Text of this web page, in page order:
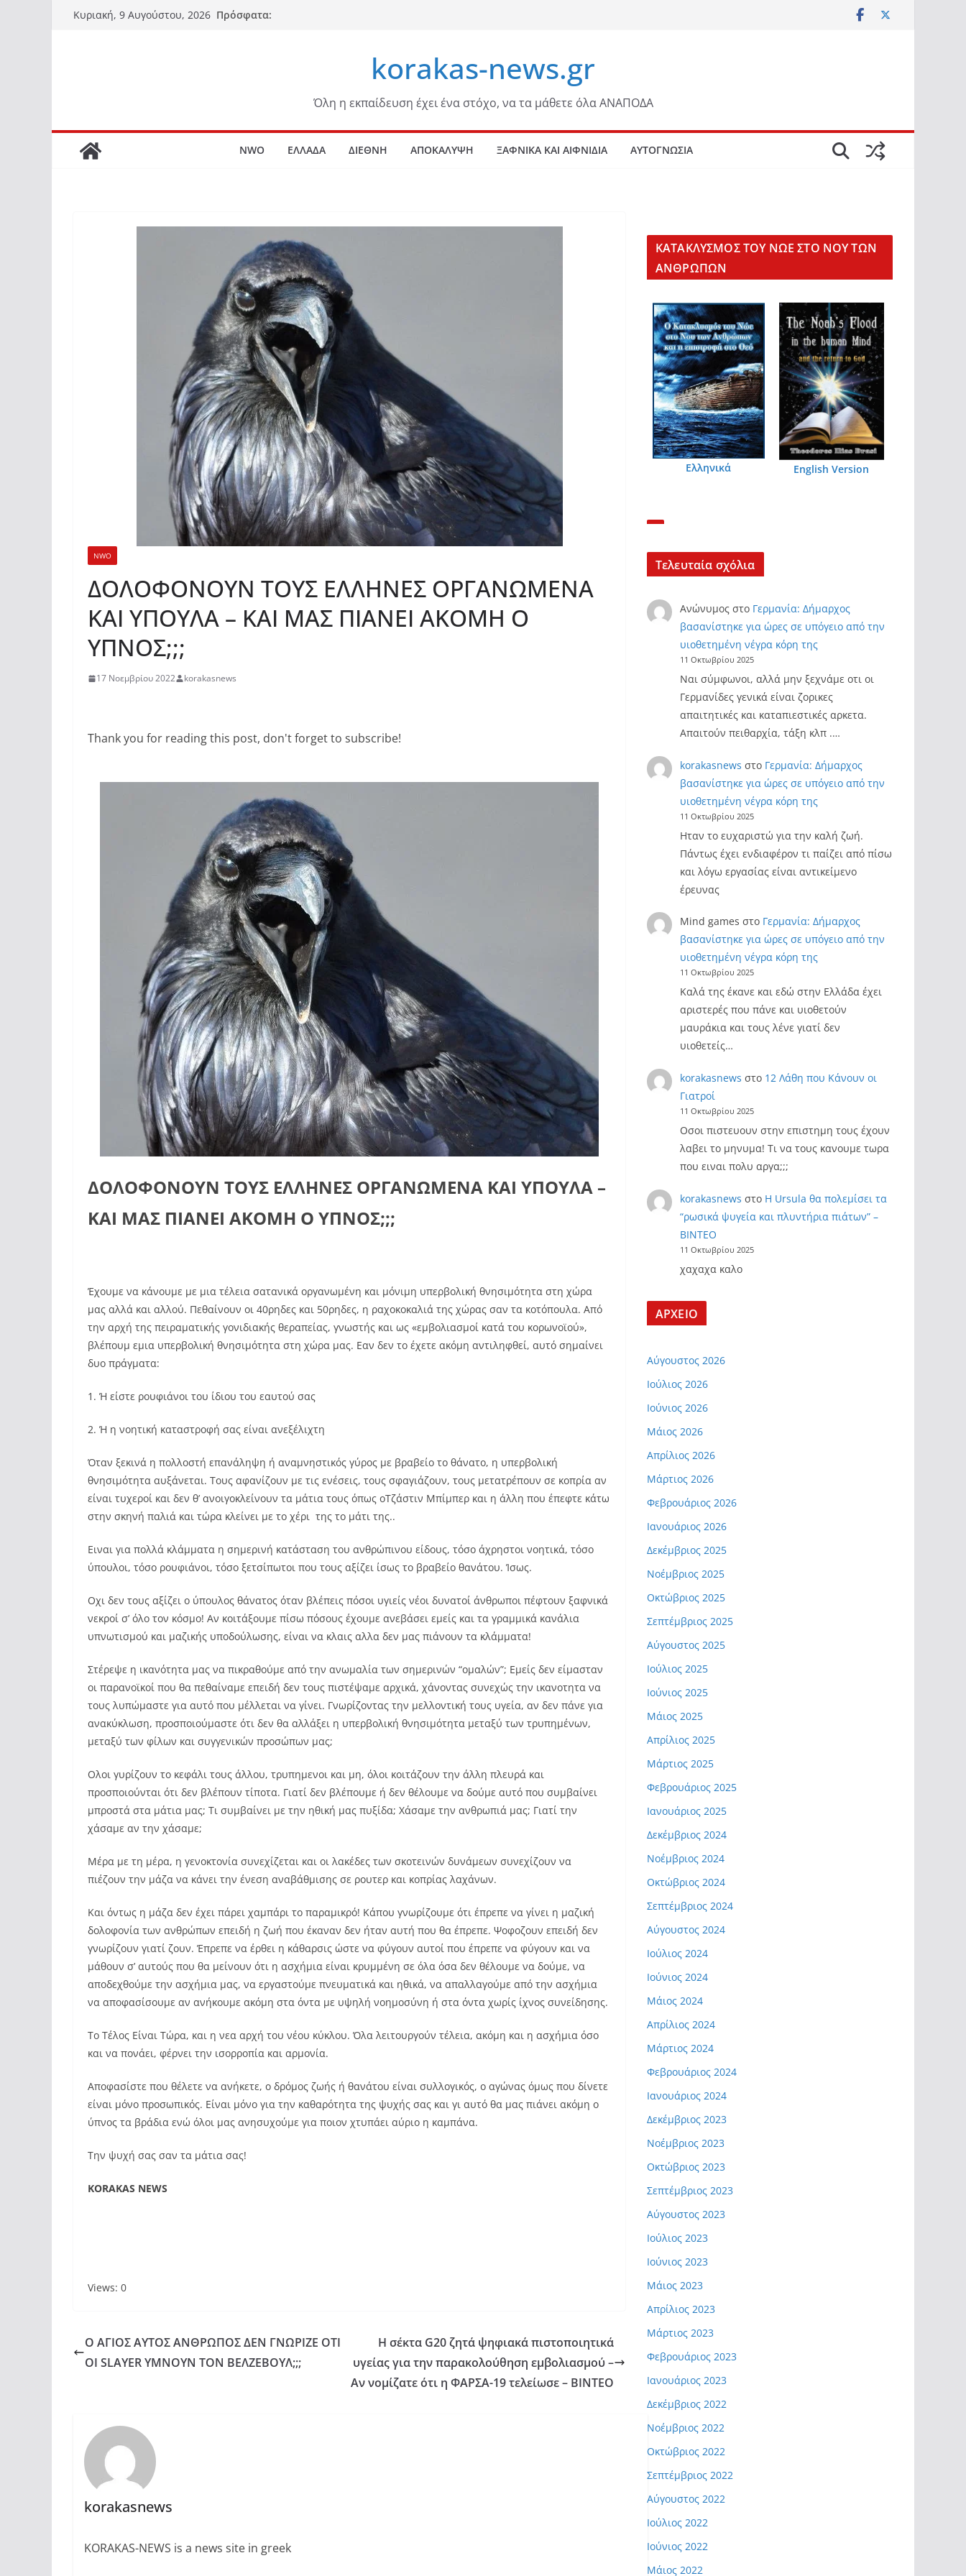
Μετάβαση
Κυριακή, 9 Αυγούστου, 2026 Πρόσφατα:
korakas-news.gr
Όλη η εκπαίδευση έχει ένα στόχο, να τα μάθετε όλα ΑΝΑΠΟΔΑ
NWO ΕΛΛΑΔΑ ΔΙΕΘΝΗ ΑΠΟΚΑΛΥΨΗ ΞΑΦΝΙΚΑ ΚΑΙ ΑΙΦΝΙΔΙΑ ΑΥΤΟΓΝΩΣΙΑ
NWO
ΔΟΛΟΦΟΝΟΥΝ ΤΟΥΣ ΕΛΛΗΝΕΣ ΟΡΓΑΝΩΜΕΝΑ
ΚΑΙ ΥΠΟΥΛΑ – ΚΑΙ ΜΑΣ ΠΙΑΝΕΙ ΑΚΟΜΗ Ο
ΥΠΝΟΣ;;;
17 Νοεμβρίου 2022 korakasnews
Thank you for reading this post, don't forget to subscribe!
ΔΟΛΟΦΟΝΟΥΝ ΤΟΥΣ ΕΛΛΗΝΕΣ ΟΡΓΑΝΩΜΕΝΑ ΚΑΙ ΥΠΟΥΛΑ –
ΚΑΙ ΜΑΣ ΠΙΑΝΕΙ ΑΚΟΜΗ Ο ΥΠΝΟΣ;;;
Έχουμε να κάνουμε με μια τέλεια σατανικά οργανωμένη και μόνιμη υπερβολική θνησιμότητα στη χώρα
μας αλλά και αλλού. Πεθαίνουν οι 40ρηδες και 50ρηδες, η ραχοκοκαλιά της χώρας σαν τα κοτόπουλα. Από
την αρχή της πειραματικής γονιδιακής θεραπείας, γνωστής και ως «εμβολιασμοί κατά του κορωνοϊού»,
βλέπουμ εμια υπερβολική θνησιμότητα στη χώρα μας. Εαν δεν το έχετε ακόμη αντιληφθεί, αυτό σημαίνει
δυο πράγματα:
1. Ή είστε ρουφιάνοι του ίδιου του εαυτού σας
2. Ή η νοητική καταστροφή σας είναι ανεξέλιχτη
Όταν ξεκινά η πολλοστή επανάληψη ή αναμνηστικός γύρος με βραβείο το θάνατο, η υπερβολική
θνησιμότητα αυξάνεται. Τους αφανίζουν με τις ενέσεις, τους σφαγιάζουν, τους μετατρέπουν σε κοπρία αν
είναι τυχεροί και δεν θ’ ανοιγοκλείνουν τα μάτια τους όπως οΤζάστιν Μπίμπερ και η άλλη που έπεφτε κάτω
στην σκηνή παλιά και τώρα κλείνει με το χέρι της το μάτι της..
Ειναι για πολλά κλάμματα η σημερινή κατάσταση του ανθρώπινου είδους, τόσο άχρηστοι νοητικά, τόσο
ύπουλοι, τόσο ρουφιάνοι, τόσο ξετσίπωτοι που τους αξίζει ίσως το βραβείο θανάτου. Ίσως.
Οχι δεν τους αξίζει ο ύπουλος θάνατος όταν βλέπεις πόσοι υγιείς νέοι δυνατοί άνθρωποι πέφτουν ξαφνικά
νεκροί σ’ όλο τον κόσμο! Αν κοιτάξουμε πίσω πόσους έχουμε ανεβάσει εμείς και τα γραμμικά κανάλια
υπνωτισμού και μαζικής υποδούλωσης, είναι να κλαις αλλα δεν μας πιάνουν τα κλάμματα!
Στέρεψε η ικανότητα μας να πικραθούμε από την ανωμαλία των σημερινών “ομαλών”; Εμείς δεν είμασταν
οι παρανοϊκοί που θα πεθαίναμε επειδή δεν τους πιστέψαμε αρχικά, χάνοντας συνεχώς την ικανοτητα να
τους λυπώμαστε για αυτό που μέλλεται να γίνει. Γνωρίζοντας την μελλοντική τους υγεία, αν δεν πάνε για
ανακύκλωση, προσποιούμαστε ότι δεν θα αλλάξει η υπερβολική θνησιμότητα μεταξύ των τρυπημένων,
μεταξύ των φίλων και συγγενικών προσώπων μας;
Ολοι γυρίζουν το κεφάλι τους άλλου, τρυπημενοι και μη, όλοι κοιτάζουν την άλλη πλευρά και
προσποιούνται ότι δεν βλέπουν τίποτα. Γιατί δεν βλέπουμε ή δεν θέλουμε να δούμε αυτό που συμβαίνει
μπροστά στα μάτια μας; Τι συμβαίνει με την ηθική μας πυξίδα; Χάσαμε την ανθρωπιά μας; Γιατί την
χάσαμε αν την χάσαμε;
Μέρα με τη μέρα, η γενοκτονία συνεχίζεται και οι λακέδες των σκοτεινών δυνάμεων συνεχίζουν να
πιέζουν την μάζα να κάνει την ένεση αναβάθμισης σε ρουτερ και κοπρίας λαχάνων.
Και όντως η μάζα δεν έχει πάρει χαμπάρι το παραμικρό! Κάπου γνωρίζουμε ότι έπρεπε να γίνει η μαζική
δολοφονία των ανθρώπων επειδή η ζωή που έκαναν δεν ήταν αυτή που θα έπρεπε. Ψοφοζουν επειδή δεν
γνωρίζουν γιατί ζουν. Έπρεπε να έρθει η κάθαρσις ώστε να φύγουν αυτοί που έπρεπε να φύγουν και να
μάθουν σ’ αυτούς που θα μείνουν ότι η ασχήμια είναι κρυμμένη σε όλα όσα δεν θέλουμε να δούμε, να
αποδεχθούμε την ασχήμια μας, να εργαστούμε πνευματικά και ηθικά, να απαλλαγούμε από την ασχήμια
να αποφασίσουμε αν ανήκουμε ακόμη στα όντα με υψηλή νοημοσύνη ή στα όντα χωρίς ίχνος συνείδησης.
Το Τέλος Είναι Τώρα, και η νεα αρχή του νέου κύκλου. Όλα λειτουργούν τέλεια, ακόμη και η ασχήμια όσο
και να πονάει, φέρνει την ισορροπία και αρμονία.
Αποφασίστε που θέλετε να ανήκετε, ο δρόμος ζωής ή θανάτου είναι συλλογικός, ο αγώνας όμως που δίνετε
είναι μόνο προσωπικός. Είναι μόνο για την καθαρότητα της ψυχής σας και γι αυτό θα μας πιάνει ακόμη ο
ύπνος τα βράδια ενώ όλοι μας ανησυχούμε για ποιον χτυπάει αύριο η καμπάνα.
Την ψυχή σας σαν τα μάτια σας!
KORAKAS NEWS
Views: 0
Ο ΑΓΙΟΣ ΑΥΤΟΣ ΑΝΘΡΩΠΟΣ ΔΕΝ ΓΝΩΡΙΖΕ ΟΤΙ
ΟΙ SLAYER ΥΜΝΟΥΝ ΤΟΝ ΒΕΛΖΕΒΟΥΛ;;;
Η σέκτα G20 ζητά ψηφιακά πιστοποιητικά
υγείας για την παρακολούθηση εμβολιασμού –
Αν νομίζατε ότι η ΦΑΡΣΑ-19 τελείωσε – ΒΙΝΤΕΟ
korakasnews
KORAKAS-NEWS is a news site in greek
KΑΤΑΚΛΥΣΜΟΣ ΤΟΥ ΝΩΕ ΣΤΟ ΝΟΥ ΤΩΝ
ΑΝΘΡΩΠΩΝ
Ελληνικά English Version
Τελευταία σχόλια
Ανώνυμοςστο Γερμανία: Δήμαρχος
βασανίστηκε για ώρες σε υπόγειο από την
υιοθετημένη νέγρα κόρη της
11 Οκτωβρίου 2025
Ναι σύμφωνοι, αλλά μην ξεχνάμε οτι οι
Γερμανίδες γενικά είναι ζορικες
απαιτητικές και καταπιεστικές αρκετα.
Απαιτούν πειθαρχία, τάξη κλπ .…
korakasnews στο Γερμανία: Δήμαρχος
βασανίστηκε για ώρες σε υπόγειο από την
υιοθετημένη νέγρα κόρη της
11 Οκτωβρίου 2025
Ηταν το ευχαριστώ για την καλή ζωή.
Πάντως έχει ενδιαφέρον τι παίζει από πίσω
και λόγω εργασίας είναι αντικείμενο
έρευνας
Mind games στο Γερμανία: Δήμαρχος
βασανίστηκε για ώρες σε υπόγειο από την
υιοθετημένη νέγρα κόρη της
11 Οκτωβρίου 2025
Καλά της έκανε και εδώ στην Ελλάδα έχει
αριστερές που πάνε και υιοθετούν
μαυράκια και τους λένε γιατί δεν
υιοθετείς…
korakasnews στο 12 Λάθη που Κάνουν οι
Γιατροί
11 Οκτωβρίου 2025
Οσοι πιστευουν στην επιστημη τους έχουν
λαβει το μηνυμα! Τι να τους κανουμε τωρα
που ειναι πολυ αργα;;;
korakasnews στο Η Ursula θα πολεμίσει τα
“ρωσικά ψυγεία και πλυντήρια πιάτων” –
ΒΙΝΤΕΟ
11 Οκτωβρίου 2025
χαχαχα καλο
ΑΡΧΕΙΟ
Αύγουστος 2026
Ιούλιος 2026
Ιούνιος 2026
Μάιος 2026
Απρίλιος 2026
Μάρτιος 2026
Φεβρουάριος 2026
Ιανουάριος 2026
Δεκέμβριος 2025
Νοέμβριος 2025
Οκτώβριος 2025
Σεπτέμβριος 2025
Αύγουστος 2025
Ιούλιος 2025
Ιούνιος 2025
Μάιος 2025
Απρίλιος 2025
Μάρτιος 2025
Φεβρουάριος 2025
Ιανουάριος 2025
Δεκέμβριος 2024
Νοέμβριος 2024
Οκτώβριος 2024
Σεπτέμβριος 2024
Αύγουστος 2024
Ιούλιος 2024
Ιούνιος 2024
Μάιος 2024
Απρίλιος 2024
Μάρτιος 2024
Φεβρουάριος 2024
Ιανουάριος 2024
Δεκέμβριος 2023
Νοέμβριος 2023
Οκτώβριος 2023
Σεπτέμβριος 2023
Αύγουστος 2023
Ιούλιος 2023
Ιούνιος 2023
Μάιος 2023
Απρίλιος 2023
Μάρτιος 2023
Φεβρουάριος 2023
Ιανουάριος 2023
Δεκέμβριος 2022
Νοέμβριος 2022
Οκτώβριος 2022
Σεπτέμβριος 2022
Αύγουστος 2022
Ιούλιος 2022
Ιούνιος 2022
Μάιος 2022